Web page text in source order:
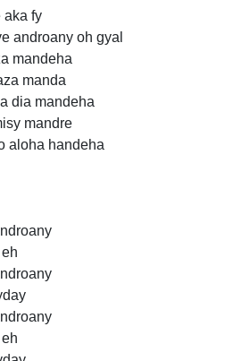
aka fy
androany oh gyal
mandeha
manda
dia mandeha
mandre
aloha handeha